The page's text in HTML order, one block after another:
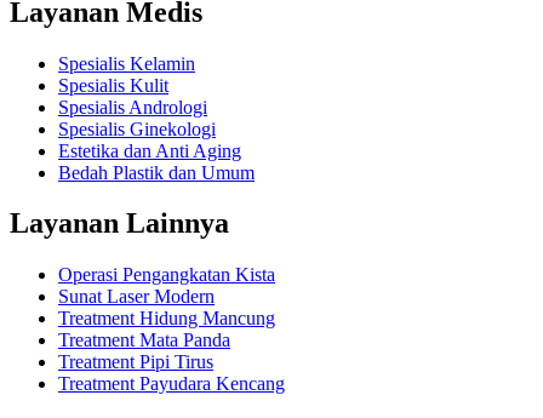
Layanan Medis
Spesialis Kelamin
Spesialis Kulit
Spesialis Andrologi
Spesialis Ginekologi
Estetika dan Anti Aging
Bedah Plastik dan Umum
Layanan Lainnya
Operasi Pengangkatan Kista
Sunat Laser Modern
Treatment Hidung Mancung
Treatment Mata Panda
Treatment Pipi Tirus
Treatment Payudara Kencang